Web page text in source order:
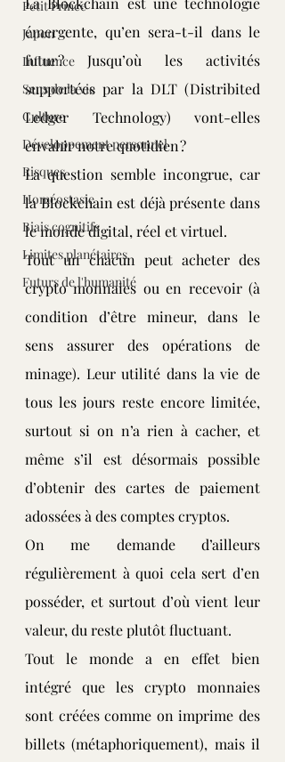
Petit Prince
Japon
Influence
Sens de la vie
Culture
Développement personnel
Risques
Homéostasie
Biais cognitifs
Limites planétaires
Futurs de l'humanité
émergente, qu’en sera-t-il dans le
futur ? Jusqu’où les activités
supportées par la DLT (Distribited
Ledger Technology) vont-elles
envahir notre quotidien ?
La question semble incongrue, car
la Blockchain est déjà présente dans
le monde digital, réel et virtuel.
Tout un chacun peut acheter des
crypto monnaies ou en recevoir (à
condition d’être mineur, dans le
sens assurer des opérations de
minage). Leur utilité dans la vie de
tous les jours reste encore limitée,
surtout si on n’a rien à cacher, et
même s’il est désormais possible
d’obtenir des cartes de paiement
adossées à des comptes cryptos.
On me demande d’ailleurs
régulièrement à quoi cela sert d’en
posséder, et surtout d’où vient leur
valeur, du reste plutôt fluctuant.
Tout le monde a en effet bien
intégré que les crypto monnaies
sont créées comme on imprime des
billets (métaphoriquement), mais il